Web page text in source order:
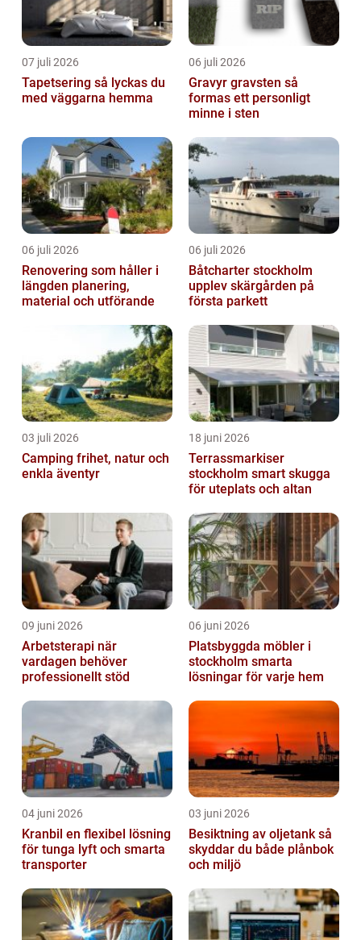
07 juli 2026
Tapetsering så lyckas du
med väggarna hemma
06 juli 2026
Gravyr gravsten så
formas ett personligt
minne i sten
06 juli 2026
Renovering som håller i
längden planering,
material och utförande
06 juli 2026
Båtcharter stockholm
upplev skärgården på
första parkett
03 juli 2026
Camping frihet, natur och
enkla äventyr
18 juni 2026
Terrassmarkiser
stockholm smart skugga
för uteplats och altan
09 juni 2026
Arbetsterapi när
vardagen behöver
professionellt stöd
06 juni 2026
Platsbyggda möbler i
stockholm smarta
lösningar för varje hem
04 juni 2026
Kranbil en flexibel lösning
för tunga lyft och smarta
transporter
03 juni 2026
Besiktning av oljetank så
skyddar du både plånbok
och miljö